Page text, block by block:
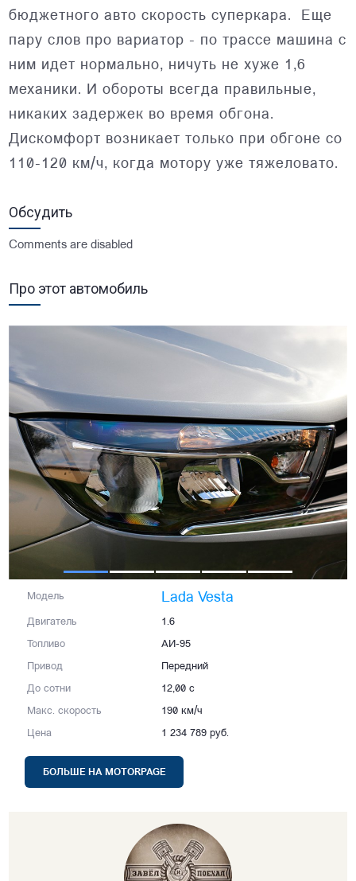
бюджетного авто скорость суперкара. Еще
пару слов про вариатор - по трассе машина с
ним идет нормально, ничуть не хуже 1,6
механики. И обороты всегда правильные,
никаких задержек во время обгона.
Дискомфорт возникает только при обгоне со
110-120 км/ч, когда мотору уже тяжеловато.
Обсудить
Comments are disabled
Про этот автомобиль
Модель Lada Vesta
Двигатель 1.6
Топливо АИ-95
Привод Передний
До сотни 12,00 с
Макс. скорость 190 км/ч
Цена 1 234 789 руб.
БОЛЬШЕ НА MOTORPAGE